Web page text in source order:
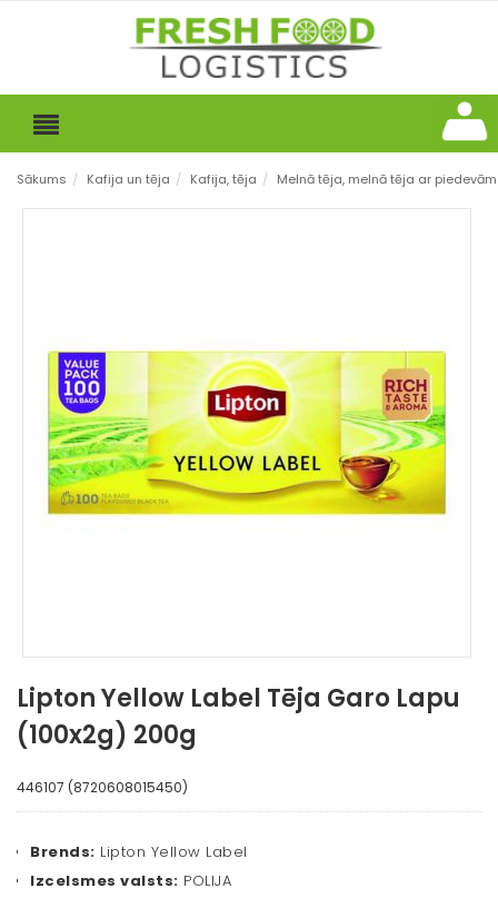
Sākums / Kafija un tēja / Kafija, tēja / Melnā tēja, melnā tēja ar piedevām
Lipton Yellow Label Tēja Garo Lapu
(100x2g) 200g
446107 (8720608015450)
Brends: Lipton Yellow Label
Izcelsmes valsts: POLIJA